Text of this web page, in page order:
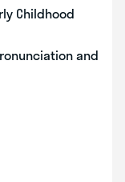
Childhood
and